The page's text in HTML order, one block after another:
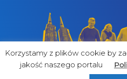
Korzystamy z plików cookie by
jakość naszego portalu